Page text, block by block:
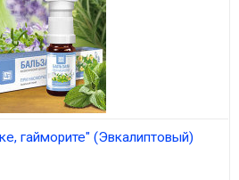
гайморите" (Эвкалиптовый)